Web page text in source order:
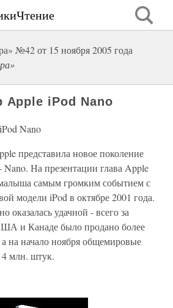
№42 от 15 ноября 2005 года
Apple iPod Nano
Nano
представила новое поколение
Nano. На презентации глава Apple
самым громким событием с
модели iPod в октябре 2001 года.
оказалась удачной - всего за
и Канаде было продано более
на начало ноября общемировые
млн. штук.